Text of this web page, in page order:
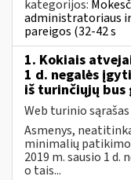
kategorijos:
administratoriaus
pareigos (32-42 s
1. Kokiais
1 d. negalės
iš turinčiųjų
Web turinio sąrašas
Asmenys,
minimalių patikimo
2019 m. sausio 1
o tais...